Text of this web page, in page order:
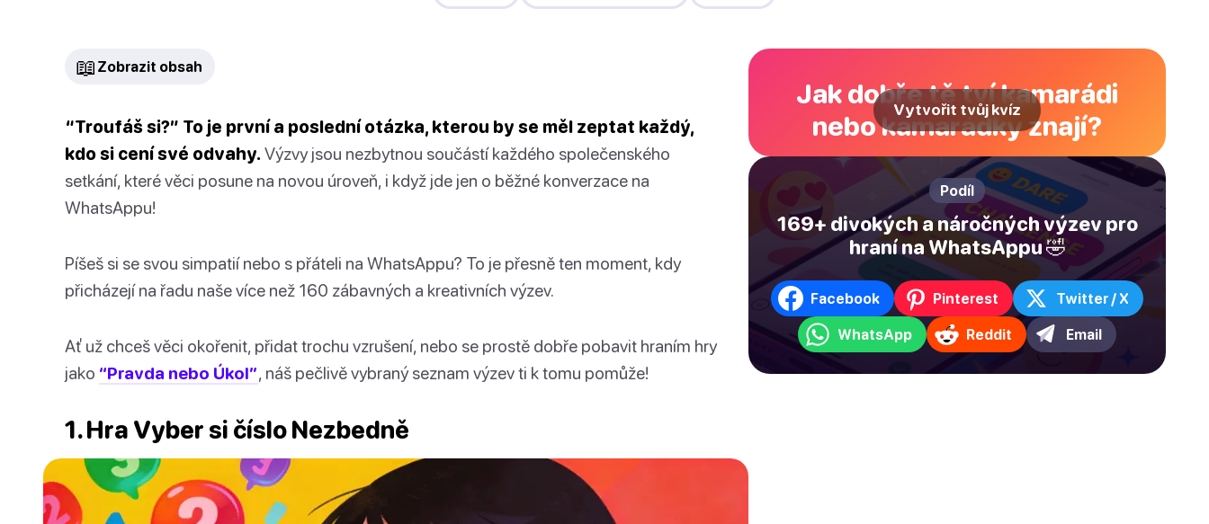
📖 Zobrazit obsah
“Troufáš si?” To je první a poslední otázka, kterou by se měl zeptat každý,
kdo si cení své odvahy. Výzvy jsou nezbytnou součástí každého společenského
setkání, které věci posune na novou úroveň, i když jde jen o běžné konverzace na
WhatsAppu!
Píšeš si se svou simpatií nebo s přáteli na WhatsAppu? To je přesně ten moment, kdy
přicházejí na řadu naše více než 160 zábavných a kreativních výzev.
Ať už chceš věci okořenit, přidat trochu vzrušení, nebo se prostě dobře pobavit hraním hry
jako “Pravda nebo Úkol”, náš pečlivě vybraný seznam výzev ti k tomu pomůže!
1. Hra Vyber si číslo Nezbedně
Jak dobře tě tví kamarádi
nebo kamarádky znají?
Vytvořit tvůj kvíz
Podíl
169+ divokých a náročných výzev pro
hraní na WhatsAppu 🤣
Facebook Pinterest Twitter / X
WhatsApp Reddit Email